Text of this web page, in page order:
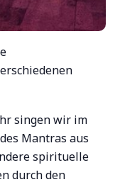
singen wir im
Mantras aus
spirituelle
durch den